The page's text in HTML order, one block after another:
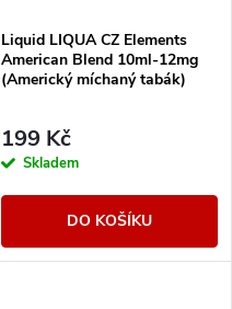
Liquid LIQUA CZ Elements
American Blend 10ml-12mg
(Americký míchaný tabák)
199 Kč
Skladem
DO KOŠÍKU